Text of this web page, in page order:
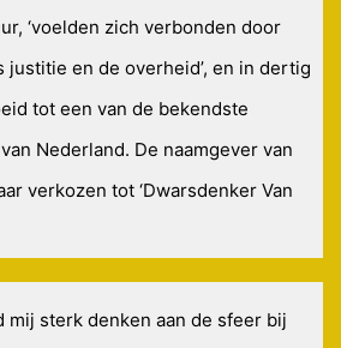
‘voelden zich verbonden door
justitie en de overheid’, en in dertig
tot een van de bekendste
Nederland. De naamgever van
verkozen tot ‘Dwarsdenker Van
mij sterk denken aan de sfeer bij